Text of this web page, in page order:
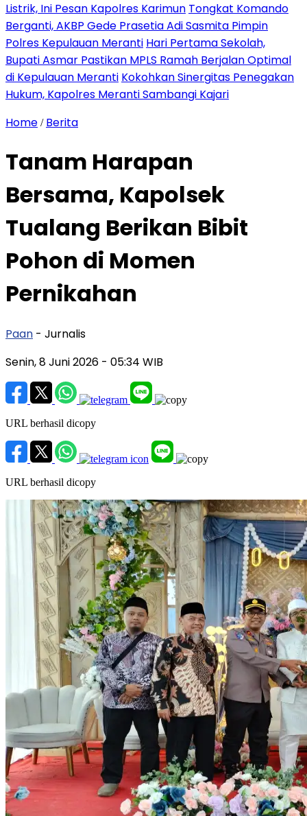
Listrik, Ini Pesan Kapolres Karimun Tongkat Komando
Berganti, AKBP Gede Prasetia Adi Sasmita Pimpin
Polres Kepulauan Meranti Hari Pertama Sekolah,
Bupati Asmar Pastikan MPLS Ramah Berjalan Optimal
di Kepulauan Meranti Kokohkan Sinergitas Penegakan
Hukum, Kapolres Meranti Sambangi Kajari
Home / Berita
Tanam Harapan
Bersama, Kapolsek
Tualang Berikan Bibit
Pohon di Momen
Pernikahan
Paan - Jurnalis
Senin, 8 Juni 2026 - 05:34 WIB
URL berhasil dicopy
URL berhasil dicopy